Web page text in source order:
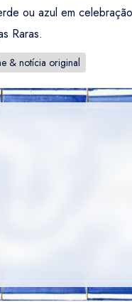
ou azul em
Raras.
& notícia original